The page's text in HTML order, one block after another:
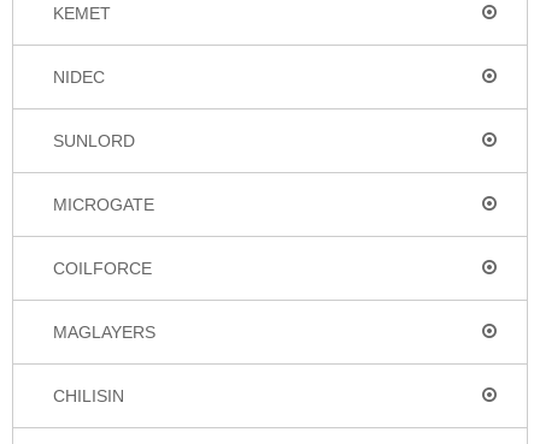
KEMET
NIDEC
SUNLORD
MICROGATE
COILFORCE
MAGLAYERS
CHILISIN